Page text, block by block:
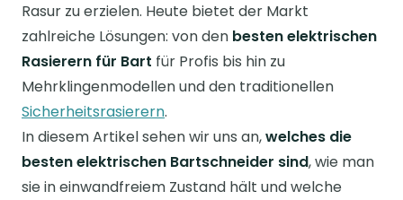
Rasur zu erzielen. Heute bietet der Markt
zahlreiche Lösungen: von den besten elektrischen
Rasierern für Bart für Profis bis hin zu
Mehrklingenmodellen und den traditionellen
Sicherheitsrasierern.
In diesem Artikel sehen wir uns an,welches die
besten elektrischen Bartschneider sind, wie man
sie in einwandfreiem Zustand hält und welche